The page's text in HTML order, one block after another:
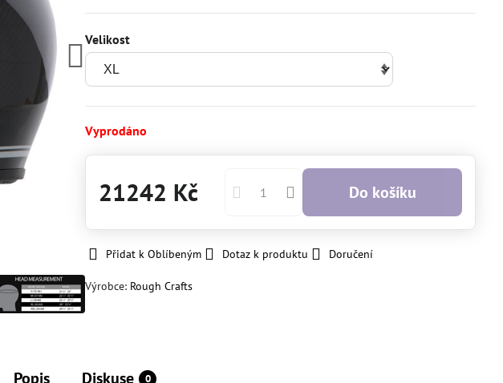
Velikost
Vyprodáno
21242 Kč Do košíku
Přidat k Oblíbeným Dotaz k produktu Doručení
Výrobce: Rough Crafts
Popis Diskuse 0